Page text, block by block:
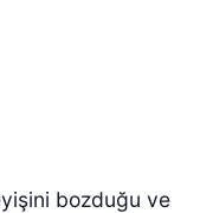
bozduğu ve